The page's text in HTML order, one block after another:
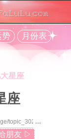
势 月份表
星座
座
...
朋友 ▷